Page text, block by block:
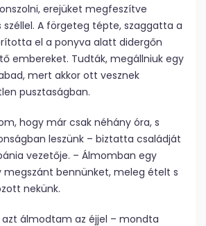
erejüket megfeszítve
széllel. A förgeteg tépte, szaggatta a
el a ponyva alatt didergőn
embereket. Tudták, megállniuk egy
mert akkor ott vesznek
pusztaságban.
hogy már csak néhány óra, s
leszünk – biztatta családját
vezetője. – Álmomban egy
megszánt bennünket, meleg ételt s
nekünk.
azt álmodtam az éjjel – mondta